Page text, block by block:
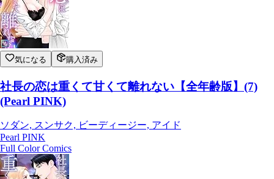
気になる 購入済み
社長の恋は重くて甘くて離れない【全年齢版】(7)
(Pearl PINK)
ソダン, スンサク, ビーディージー, アイド
Pearl PINK
Full Color Comics